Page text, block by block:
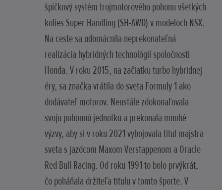
špičkový systém trojmotorového pohonu všetkých
kolies Super Handling (SH-AWD) v modeloch NSX.
Na ceste sa udomácnila neprekonateľná
realizácia hybridných technológií spoločnosti
Honda. V roku 2015, na začiatku turbo hybridnej
éry, sa značka vrátila do sveta Formuly 1 ako
dodávateľ motorov. Neustále zdokonaľovala
svoju pohonnú jednotku a prekonala mnohé
výzvy, aby si v roku 2021 vybojovala titul majstra
sveta s jazdcom Maxom Verstappenom a Oracle
Red Bull Racing. Od roku 1991 to bolo prvýkrát,
čo poháňala držiteľa titulu v tomto športe. V